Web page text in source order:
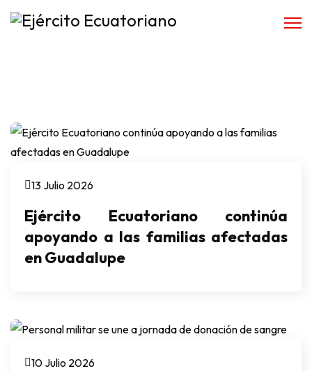
Ejército Ecuatoriano continúa
apoyando a las familias afectadas
en Guadalupe
13 Julio 2026
10 Julio 2026